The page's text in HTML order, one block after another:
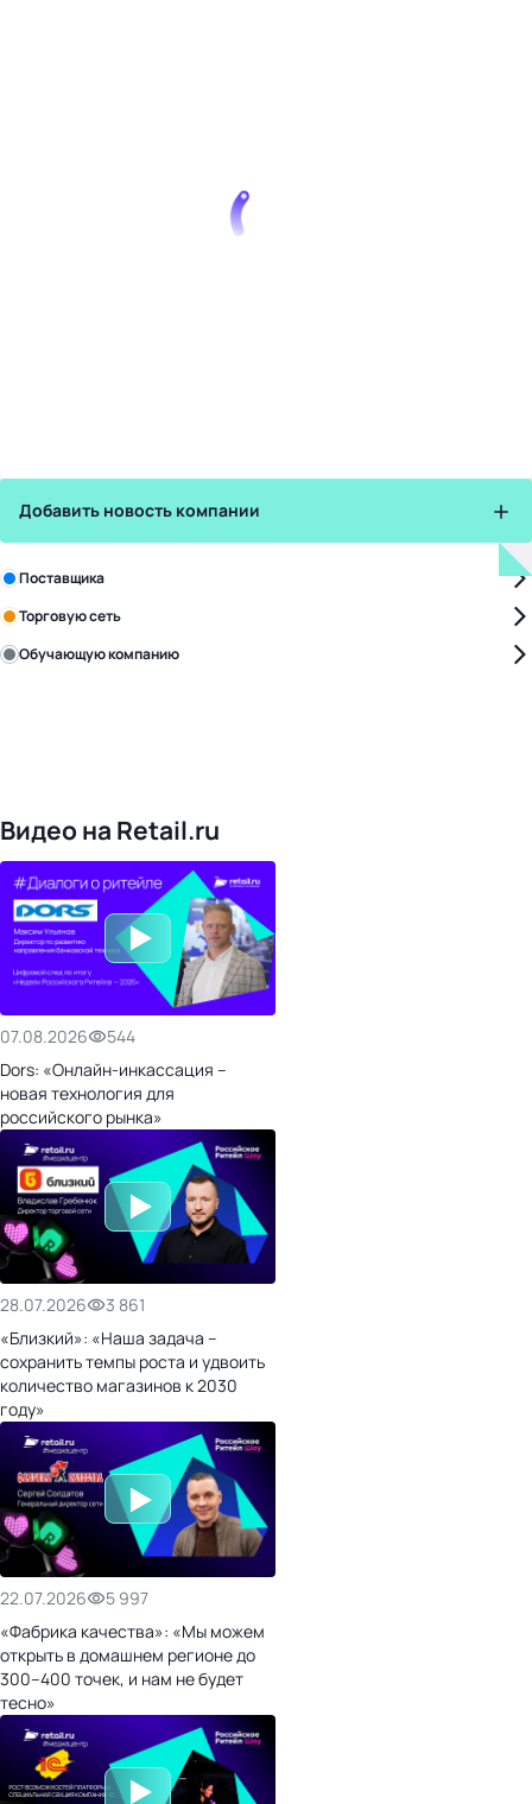
Добавить новость компании
Зарегистрируйте в бизнес-центре:
Поставщика
Торговую сеть
Обучающую компанию
Видео на Retail.ru
07.08.2026
544
Dors: «Онлайн-инкассация –
новая технология для
российского рынка»
28.07.2026
3 861
«Близкий»: «Наша задача –
сохранить темпы роста и удвоить
количество магазинов к 2030
году»
22.07.2026
5 997
«Фабрика качества»: «Мы можем
открыть в домашнем регионе до
300–400 точек, и нам не будет
тесно»